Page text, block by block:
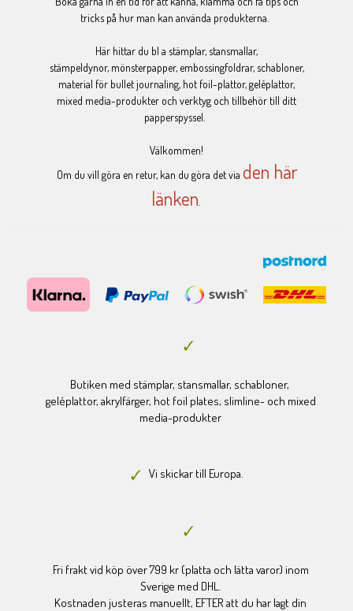
tricks på hur man kan använda produkterna.
Här hittar du bl a stämplar, stansmallar,
stämpeldynor, mönsterpapper, embossingfoldrar, schabloner,
material för bullet journaling, hot foil-plattor, geléplattor,
mixed media-produkter och verktyg och tillbehör till ditt
papperspyssel.
Välkommen!
Om du vill göra en retur, kan du göra det via den här
länken
Butiken med stämplar, stansmallar, schabloner,
geléplattor, akrylfärger, hot foil plates, slimline- och mixed
media-produkter
Vi skickar till Europa.
Fri frakt vid köp över 799 kr (platta och lätta varor) inom
Sverige med DHL.
Kostnaden justeras manuellt, EFTER att du har lagt din